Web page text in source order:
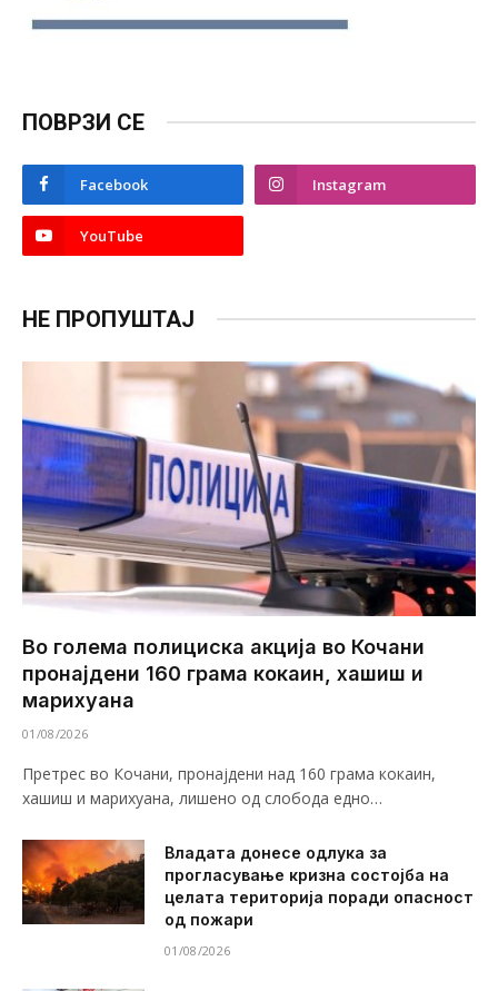
ПОВРЗИ СЕ
Facebook Instagram
YouTube
НЕ ПРОПУШТАЈ
Во голема полициска акција во Кочани
пронајдени 160 грама кокаин, хашиш и
марихуана
01/08/2026
Претрес во Кочани, пронајдени над 160 грама кокаин,
хашиш и марихуана, лишено од слобода едно…
Владата донесе одлука за
прогласување кризна состојба на
целата територија поради опасност
од пожари
01/08/2026